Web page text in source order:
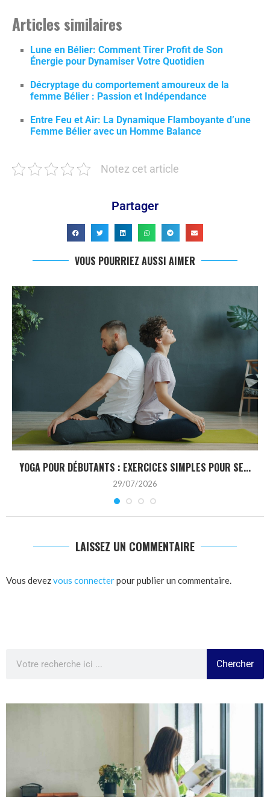
Articles similaires
Lune en Bélier: Comment Tirer Profit de Son
Énergie pour Dynamiser Votre Quotidien
Décryptage du comportement amoureux de la
femme Bélier : Passion et Indépendance
Entre Feu et Air: La Dynamique Flamboyante d’une
Femme Bélier avec un Homme Balance
Notez cet article
Partager
VOUS POURRIEZ AUSSI AIMER
YOGA POUR DÉBUTANTS : EXERCICES SIMPLES POUR SE...
29/07/2026
LAISSEZ UN COMMENTAIRE
Vous devezvous connecterpour publier un commentaire.
Chercher